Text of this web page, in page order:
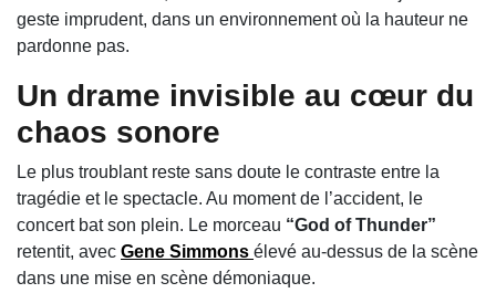
geste imprudent, dans un environnement où la hauteur ne
pardonne pas.
Un drame invisible au cœur du
chaos sonore
Le plus troublant reste sans doute le contraste entre la
tragédie et le spectacle. Au moment de l’accident, le
concert bat son plein. Le morceau “God of Thunder”
retentit, avec Gene Simmons élevé au-dessus de la scène
dans une mise en scène démoniaque.